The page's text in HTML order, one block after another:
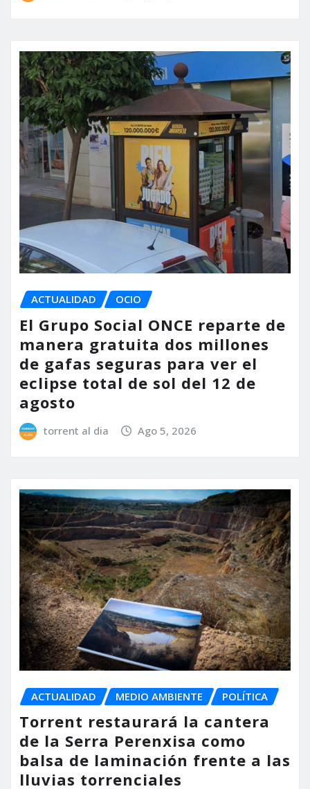
ACTUALIDAD OCIO
El Grupo Social ONCE reparte de
manera gratuita dos millones
de gafas seguras para ver el
eclipse total de sol del 12 de
agosto
torrent al dia Ago 5, 2026
ACTUALIDAD MEDIO AMBIENTE POLÍTICA
Torrent restaurará la cantera
de la Serra Perenxisa como
balsa de laminación frente a las
lluvias torrenciales